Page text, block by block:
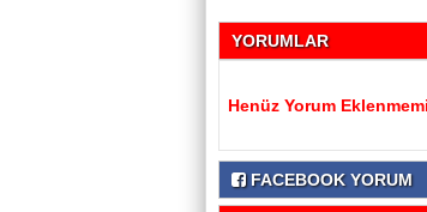
YORUMLAR
Henüz Yorum
FACEBOOK YORUM